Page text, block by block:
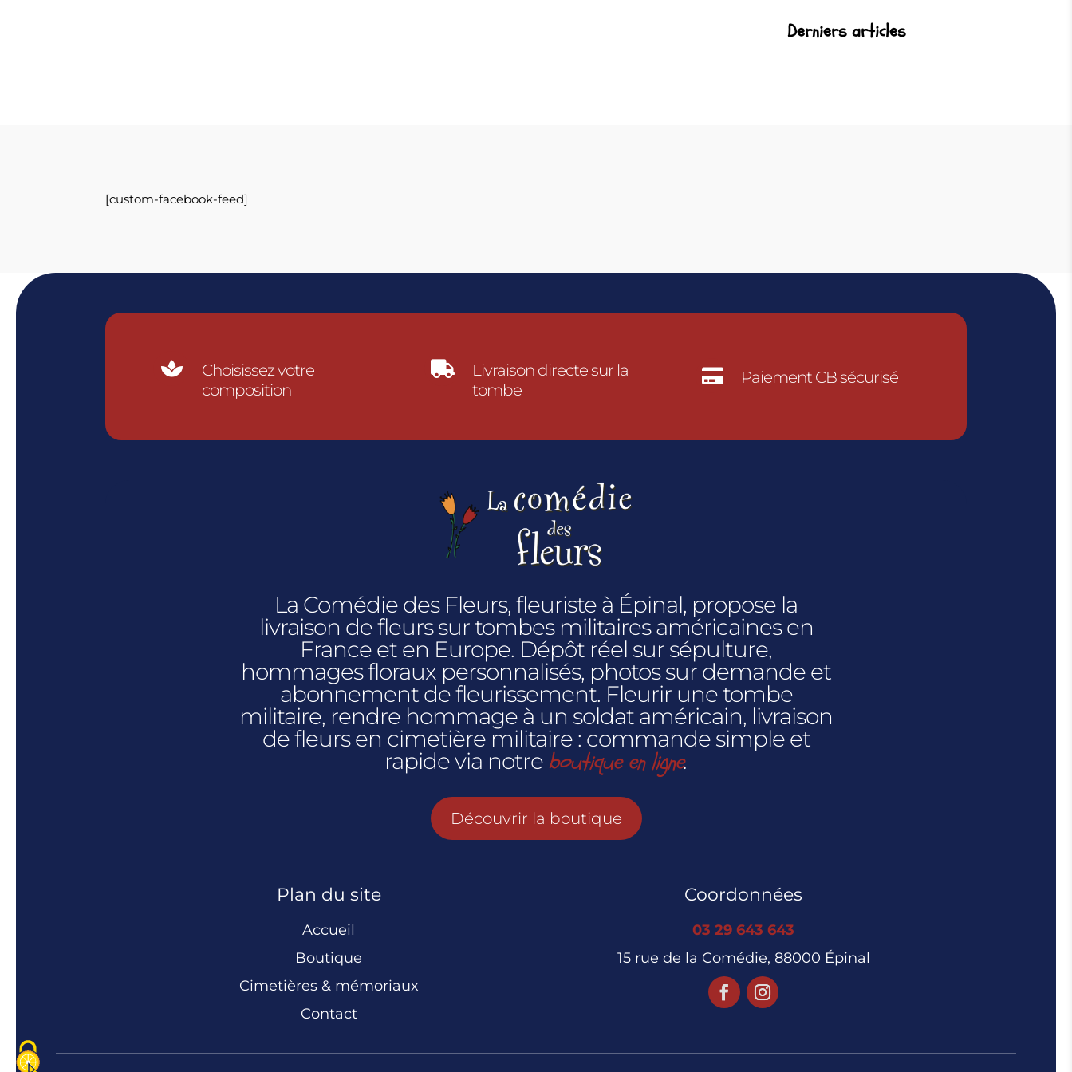
Derniers articles
[custom-facebook-feed]

Choisissez votre
composition

Livraison directe sur la
tombe
 Paiement CB sécurisé
La Comédie des Fleurs, fleuriste à Épinal, propose la
livraison de fleurs sur tombes militaires américaines en
France et en Europe. Dépôt réel sur sépulture,
hommages floraux personnalisés, photos sur demande et
abonnement de fleurissement. Fleurir une tombe
militaire, rendre hommage à un soldat américain, livraison
de fleurs en cimetière militaire : commande simple et
rapide via notre boutique en ligne.
Découvrir la boutique
Plan du site
Accueil
Boutique
Cimetières & mémoriaux
Contact
Coordonnées
03 29 643 643
15 rue de la Comédie, 88000 Épinal